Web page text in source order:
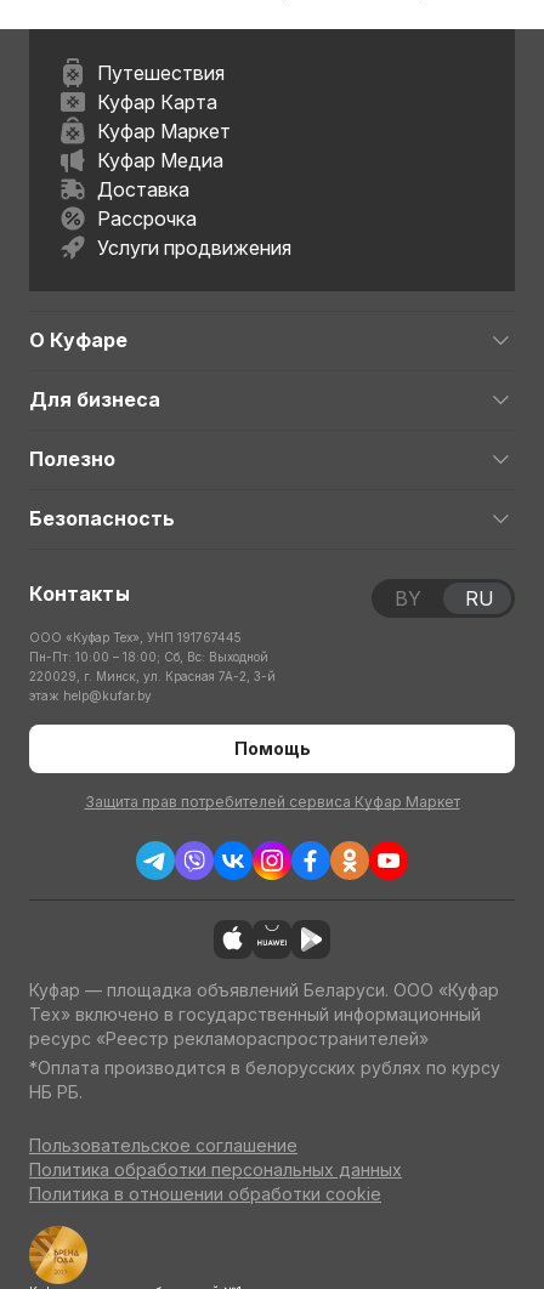
Путешествия
Куфар Карта
Куфар Маркет
Куфар Медиа
Доставка
Рассрочка
Услуги продвижения
О Куфаре
Для бизнеса
Полезно
Безопасность
Контакты
ООО «Куфар Тех», УНП 191767445
Пн-Пт: 10:00 – 18:00; Сб, Вс: Выходной
220029, г. Минск, ул. Красная 7А-2, 3-й
этаж help@kufar.by
Помощь
Защита прав потребителей сервиса Куфар Маркет
BY RU
Куфар — площадка объявлений Беларуси. ООО «Куфар
Тех» включено в государственный информационный
ресурс «Реестр рекламораспространителей»
*Оплата производится в белорусских рублях по курсу
НБ РБ.
Пользовательское соглашение
Политика обработки персональных данных
Политика в отношении обработки cookie